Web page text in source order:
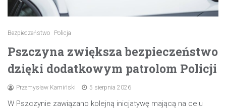
Bezpieczeństwo Policja
Pszczyna zwiększa bezpieczeństwo
dzięki dodatkowym patrolom Policji
Przemysław Kamiński 5 sierpnia 2026
W Pszczynie zawiązano kolejną inicjatywę mającą na celu